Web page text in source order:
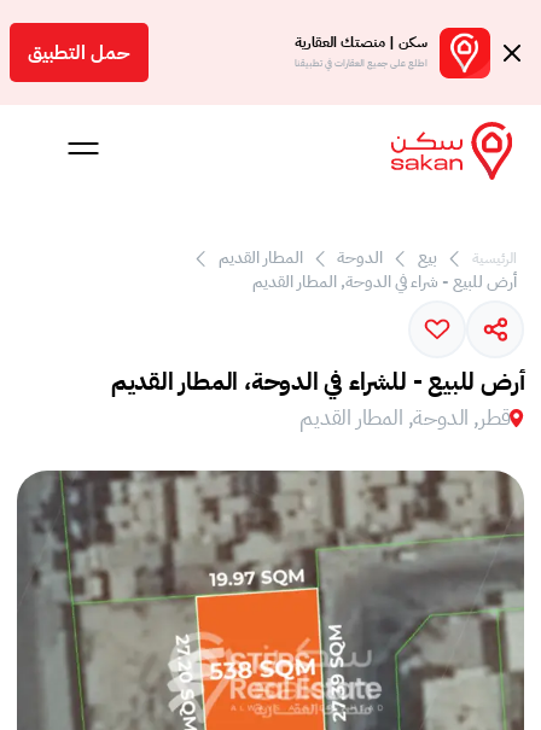
سكن | منصتك العقارية
اطلع على جميع العقارات في تطبيقنا حمل التطبيق
الرئيسية بيع الدوحة
المطار القديم
أرض للبيع - شراء في الدوحة, المطار القديم
أرض للبيع - للشراء في الدوحة، المطار القديم
قطر, الدوحة, المطار القديم